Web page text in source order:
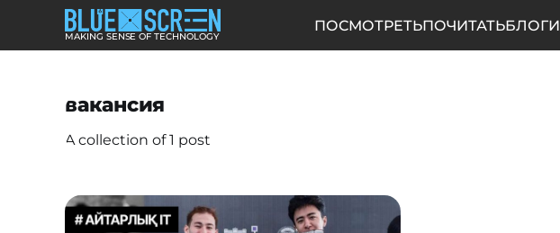
MAKING SENSE OF TECHNOLOGY
ПОСМОТРЕТЬПОЧИТАТЬБЛОГИ
вакансия
A collection of 1 post